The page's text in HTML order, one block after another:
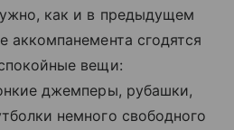
как и в предыдущем
аккомпанемента сгодятся
вещи:
джемперы, рубашки,
немного свободного